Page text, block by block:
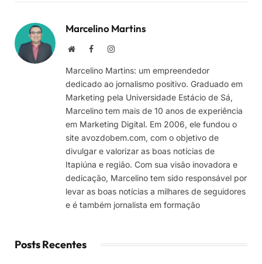
Marcelino Martins
Site FacebookInstagram
Marcelino Martins: um empreendedor
dedicado ao jornalismo positivo. Graduado em
Marketing pela Universidade Estácio de Sá,
Marcelino tem mais de 10 anos de experiência
em Marketing Digital. Em 2006, ele fundou o
site avozdobem.com, com o objetivo de
divulgar e valorizar as boas notícias de
Itapiúna e região. Com sua visão inovadora e
dedicação, Marcelino tem sido responsável por
levar as boas notícias a milhares de seguidores
e é também jornalista em formação
Posts Recentes